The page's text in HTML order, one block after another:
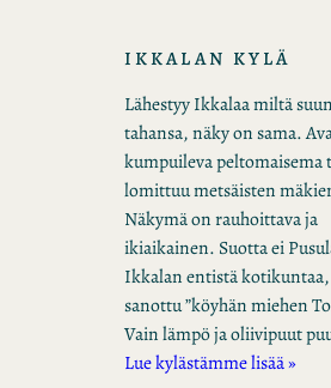
IKKALAN KYLÄ
Lähestyy Ikkalaa miltä
tahansa, näky on sama.
kumpuileva peltomaisema
lomittuu metsäisten
Näkymä on rauhoittava ja
ikiaikainen. Suotta ei
Ikkalan entistä
sanottu ”köyhän miehen
Vain lämpö ja oliivipuut
Lue kylästämme lisää »